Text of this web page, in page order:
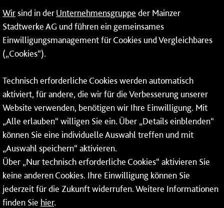
24-Stunden-Telefon*
06131 – 12 77 77
Fax: 06131 – 12 66 66
* Montags bis freitags bis 7 und ab 18 Uhr sowie an
Wochenenden und Feiertagen ganztags werden Ihre
Anrufe je nach Themenauswahl an ein Callcenter des
RMV oder von nextbike weitergeleitet. Dort erhalten Sie
ausschließlich Auskünfte zum Fahrplan bzw. zu
meinRad.
Wirsind in derUnternehmensgruppe der Mainzer
Stadtwerke AG und führen ein gemeinsames
Einwilligungsmanagement für Cookies und Vergleichbares
(„Cookies“).
Technisch erforderliche Cookies werden automatisch
aktiviert, für andere, die wir für die Verbesserung unserer
Website verwenden, benötigen wir Ihre Einwilligung. Mit
„Alle erlauben“ willigen Sie ein. Über „Details einblenden“
können Sie eine individuelle Auswahl treffen und mit
„Auswahl speichern“ aktivieren.
Über „Nur technisch erforderliche Cookies“ aktivieren Sie
keine anderen Cookies. Ihre Einwilligung können Sie
jederzeit für die Zukunft widerrufen. Weitere Informationen
finden Sie hier.